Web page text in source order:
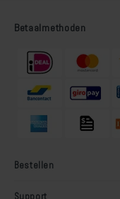
Betaalmethoden
Bestellen
Support